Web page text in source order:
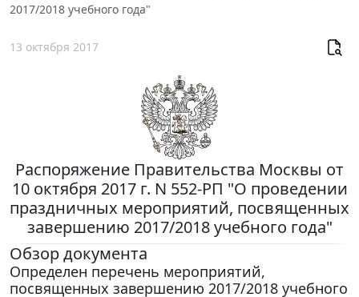
2017/2018 учебного года"
13 октября 2017
Распоряжение Правительства Москвы от
10 октября 2017 г. N 552-РП "О проведении
праздничных мероприятий, посвященных
завершению 2017/2018 учебного года"
Обзор документа
Определен перечень мероприятий,
посвященных завершению 2017/2018 учебного